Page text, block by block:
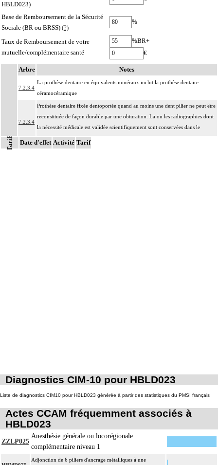
HBLD023)
Base de Remboursement de la Sécurité
Sociale (BR ou BRSS) (?)
%
Taux de Remboursement de votre
mutuelle/complémentaire santé
%BR+
€
Arbre Notes
7.2.3.4
La prothèse dentaire en équivalents minéraux inclut la prothèse dentaire
céramocéramique
7.2.3.4
Prothèse dentaire fixée dentoportée quand au moins une dent pilier ne peut être
reconstituée de façon durable par une obturation. La ou les radiographies dont
la nécessité médicale est validée scientifiquement sont conservées dans le
dossier du patient
Facturation : les prothèses plurales [bridges] implantoportées, les prothèses
Tarifs Date d'effet Activité Tarif
Diagnostics CIM-10 pour HBLD023
Liste de diagnostics CIM10 pour HBLD023 générée à partir des statistiques du PMSI français
Actes CCAM fréquemment associés à
HBLD023
ZZLP025
Anesthésie générale ou locorégionale
complémentaire niveau 1
Adjonction de 6 piliers d'ancrage métalliques à une